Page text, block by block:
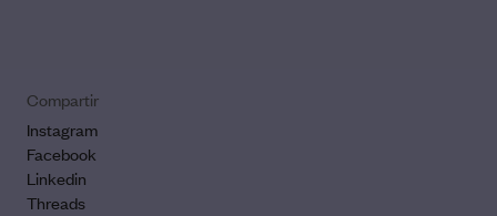
Compartir
Instagram
Facebook
Linkedin
Threads